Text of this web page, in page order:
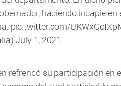
haciendo incapie en
pic.twitter.com/
July 1, 2021
refrendó su participación en